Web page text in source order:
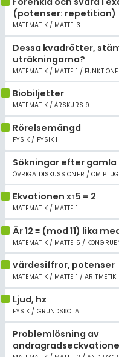
(potenser: repetition)
MATEMATIK / MATTE 3
Dessa kvadrötter,
uträkningarna?
MATEMATIK / MATTE 1 /
Biobiljetter
MATEMATIK / ÅRSKURS 9
Rörelsemängd
FYSIK / FYSIK 1
Sökningar efter
ÖVRIGA DISKUSSIONER / OM
Ekvationen x↑5 = 2
MATEMATIK / MATTE 1
Är 12 ≡ (mod 11) lika
MATEMATIK / MATTE 5 /
värdesiffror, potenser
MATEMATIK / MATTE 1 / ARITMETIK
Ljud, hz
FYSIK / GRUNDSKOLA
Problemlösning av